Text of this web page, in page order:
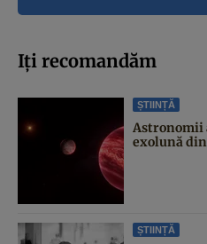
Iți recomandăm
ȘTIINȚĂ
Astronomii
exolună
ȘTIINȚĂ